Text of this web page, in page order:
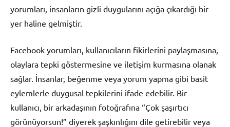
yorumları, insanların gizli duygularını açığa çıkardığı bir
yer haline gelmiştir.
Facebook yorumları, kullanıcıların fikirlerini paylaşmasına,
olaylara tepki göstermesine ve iletişim kurmasına olanak
sağlar. İnsanlar, beğenme veya yorum yapma gibi basit
eylemlerle duygusal tepkilerini ifade edebilir. Bir
kullanıcı, bir arkadaşının fotoğrafına “Çok şaşırtıcı
görünüyorsun!” diyerek şaşkınlığını dile getirebilir veya